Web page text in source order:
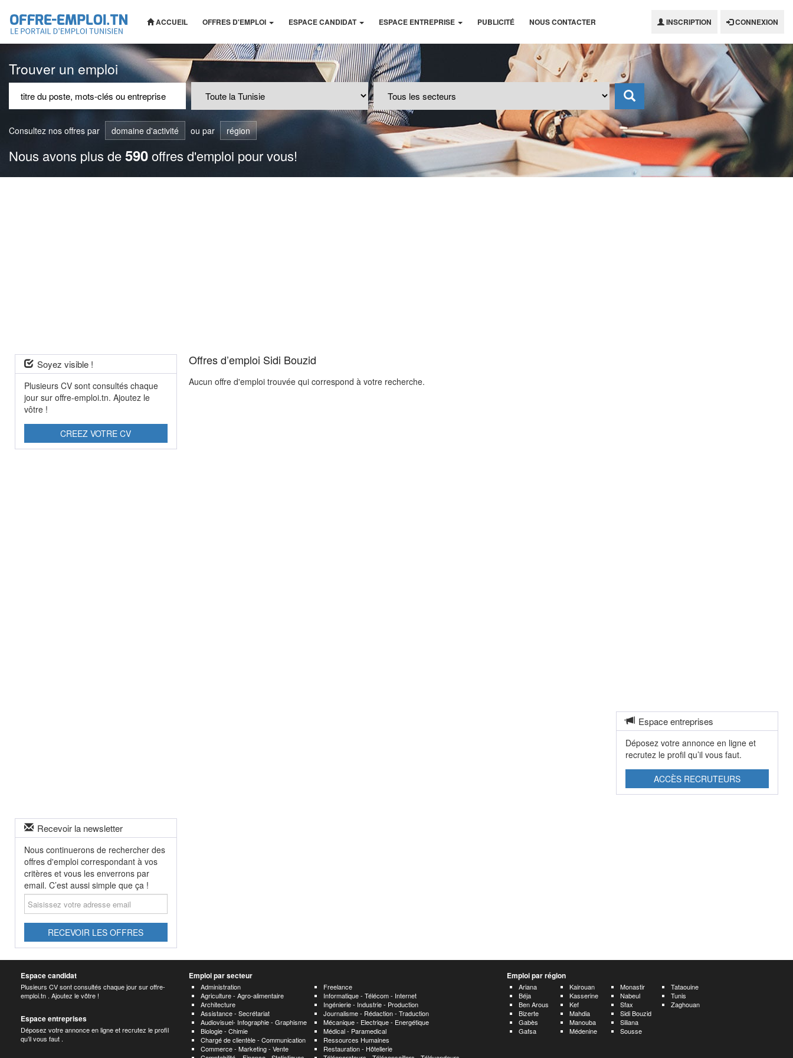
ACCUEIL OFFRES D'EMPLOI ESPACE CANDIDAT ESPACE ENTREPRISE PUBLICITÉ NOUS CONTACTER INSCRIPTION CONNEXION
Trouver un emploi
Consultez nos offres par domaine d'activité ou par région
Nous avons plus de590offres d'emploi pour vous!
Soyez visible !
Plusieurs CV sont consultés chaque
jour sur offre-emploi.tn. Ajoutez le
vôtre !
CREEZ VOTRE CV
Recevoir la newsletter
Nous continuerons de rechercher des
offres d'emploi correspondant à vos
critères et vous les enverrons par
email. C’est aussi simple que ça !
Saisissez
votre
adresse
RECEVOIR LES OFFRES
Offres d’emploi Sidi Bouzid
Aucun offre d'emploi trouvée qui correspond à votre recherche.
Espace entreprises
Déposez votre annonce en ligne et
recrutez le profil qu’il vous faut.
ACCÈS RECRUTEURS
Espace candidat
Plusieurs CV sont consultés chaque jour sur offre-
emploi.tn . Ajoutez le vôtre !
Espace entreprises
Déposez votre annonce en ligne et recrutez le profil
qu’il vous faut .
Emploi par secteur
Administration
Agriculture - Agro-alimentaire
Architecture
Assistance - Secrétariat
Audiovisuel- Infographie - Graphisme
Biologie - Chimie
Chargé de clientèle - Communication
Commerce - Marketing - Vente
Freelance
Informatique - Télécom - Internet
Ingénierie - Industrie - Production
Journalisme - Rédaction - Traduction
Mécanique - Electrique - Energétique
Médical - Paramedical
Ressources Humaines
Restauration - Hôtellerie
Emploi par région
Ariana
Béja
Ben Arous
Bizerte
Gabès
Gafsa
Kairouan
Kasserine
Kef
Mahdia
Manouba
Médenine
Monastir
Nabeul
Sfax
Sidi Bouzid
Siliana
Sousse
Tataouine
Tunis
Zaghouan